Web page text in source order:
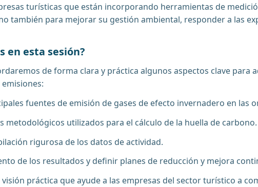
turísticas que están incorporando herramientas de
también para mejorar su gestión ambiental, responder a las
en esta sesión?
de forma clara y práctica algunos aspectos clave para
fuentes de emisión de gases de efecto invernadero en las
metodológicos utilizados para el cálculo de la huella de carbono.
rigurosa de los datos de actividad.
de los resultados y definir planes de reducción y mejora
práctica que ayude a las empresas del sector turístico a